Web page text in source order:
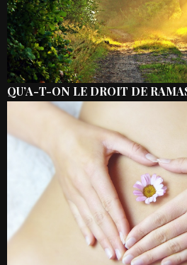
QU’A-T-ON LE DROIT DE